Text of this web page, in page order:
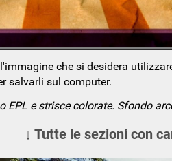
che si desidera
salvarli sul computer.
e strisce colorate. Sfondo
↓ Tutte le sezioni con